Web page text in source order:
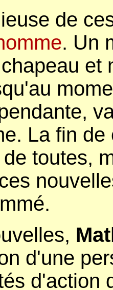
de
. Un
et
La fin
toutes,
d'une
d'action